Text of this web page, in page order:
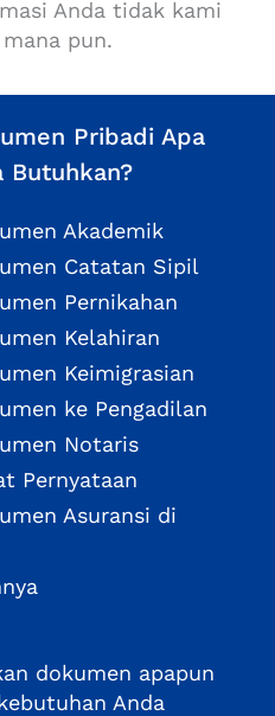
Anda tidak kami
pun.
Pribadi Apa
Butuhkan?
Akademik
Catatan Sipil
Pernikahan
Kelahiran
Keimigrasian
ke Pengadilan
Notaris
Pernyataan
Asuransi di
dokumen apapun
Anda